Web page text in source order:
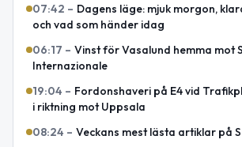
07:42 – Dagens läge: mjuk morgon,
och vad som händer idag
06:17 – Vinst för Vasalund hemma mot
Internazionale
19:04 – Fordonshaveri på E4 vid
i riktning mot Uppsala
08:24 – Veckans mest lästa artiklar på